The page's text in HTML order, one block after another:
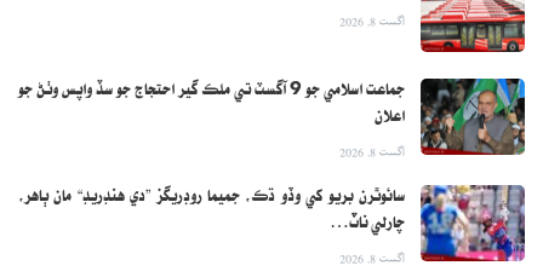
اگست 8, 2026
جماعت اسلامي جو 9 آگسٽ تي ملڪ گير احتجاج جو سڏ واپس وٺڻ جو
اعلان
اگست 8, 2026
سائوٿرن بريو کي وڏو ڌڪ، جميما روڊريگز ”دي هنڊريڊ“ مان ٻاهر،
چارلي ناٽ…
اگست 8, 2026